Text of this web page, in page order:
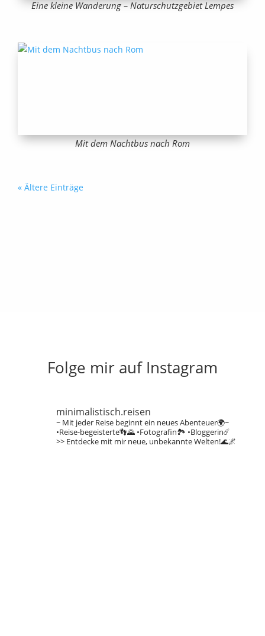
Eine kleine Wanderung – Naturschutzgebiet Lempes
Mit dem Nachtbus nach Rom
« Ältere Einträge
Folge mir auf Instagram
minimalistisch.reisen
~ Mit jeder Reise beginnt ein neues Abenteuer🌍~
•Reise-begeisterte👣🌄•Fotografin🏞️ •Bloggerin☄️
>> Entdecke mit mir neue, unbekannte Welten!🌊🌌